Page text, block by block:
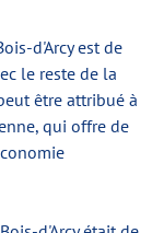
d'Arcy est de
le reste de la
être attribué à
qui offre de